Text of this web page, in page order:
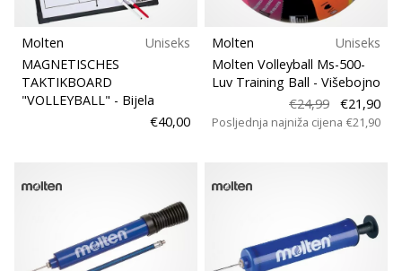
Molten
Uniseks
MAGNETISCHES
TAKTIKBOARD
"VOLLEYBALL" - Bijela
€40,00
Molten
Uniseks
Molten Volleyball Ms-500-
Luv Training Ball - Višebojno
€24,99
€21,90
Posljednja najniža cijena €21,90